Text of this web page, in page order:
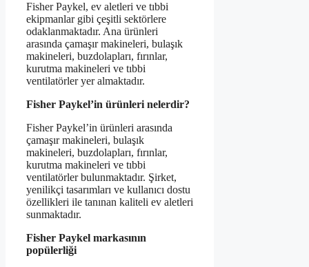
Fisher Paykel, ev aletleri ve tıbbi
ekipmanlar gibi çeşitli sektörlere
odaklanmaktadır. Ana ürünleri
arasında çamaşır makineleri, bulaşık
makineleri, buzdolapları, fırınlar,
kurutma makineleri ve tıbbi
ventilatörler yer almaktadır.
Fisher Paykel’in ürünleri nelerdir?
Fisher Paykel’in ürünleri arasında
çamaşır makineleri, bulaşık
makineleri, buzdolapları, fırınlar,
kurutma makineleri ve tıbbi
ventilatörler bulunmaktadır. Şirket,
yenilikçi tasarımları ve kullanıcı dostu
özellikleri ile tanınan kaliteli ev aletleri
sunmaktadır.
Fisher Paykel markasının
popülerliği